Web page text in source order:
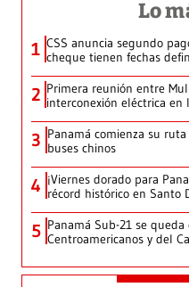
Lo
1 CSS anuncia segundo
cheque tienen fechas
2 Primera reunión entre
interconexión eléctrica en
3 Panamá comienza su
buses chinos
4 ¡Viernes dorado para
récord histórico en Santo
5 Panamá Sub-21 se
Centroamericanos y del